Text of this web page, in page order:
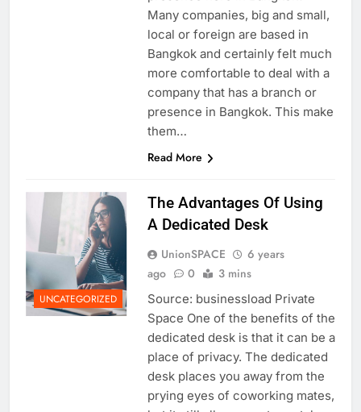
presence here in Bangkok?
Many companies, big and small,
local or foreign are based in
Bangkok and certainly felt much
more comfortable to deal with a
company that has a branch or
presence in Bangkok. This make
UNCATEGORIZED
The Advantages Of Using
UnionSPACE
6 years
Source: businessload Private
Space One of the benefits of the
dedicated desk is that it can be a
place of privacy. The dedicated
desk places you away from the